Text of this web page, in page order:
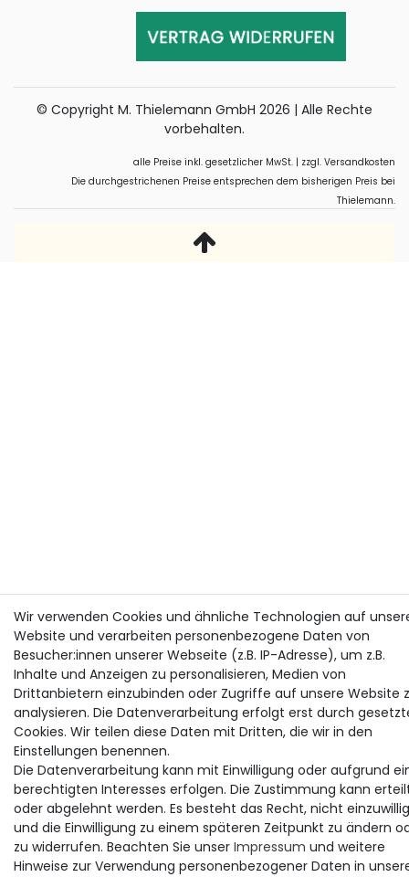
© Copyright M. Thielemann GmbH 2026 | Alle Rechte
vorbehalten.
alle Preise inkl. gesetzlicher MwSt. | zzgl. Versandkosten
Die durchgestrichenen Preise entsprechen dem bisherigen Preis bei
Thielemann.
Wir verwenden Cookies und ähnliche Technologien auf
Website und verarbeiten personenbezogene Daten von
Besucher:innen unserer Webseite (z.B. IP-Adresse), um z.B.
Inhalte und Anzeigen zu personalisieren, Medien von
Drittanbietern einzubinden oder Zugriffe auf unsere Website
analysieren. Die Datenverarbeitung erfolgt erst durch
Cookies. Wir teilen diese Daten mit Dritten, die wir in den
Einstellungen benennen.
Die Datenverarbeitung kann mit Einwilligung oder aufgrund
berechtigten Interesses erfolgen. Die Zustimmung kann
oder abgelehnt werden. Es besteht das Recht, nicht
und die Einwilligung zu einem späteren Zeitpunkt zu ändern
zu widerrufen. Beachten Sie unser Impressum und weitere
Hinweise zur Verwendung personenbezogener Daten in